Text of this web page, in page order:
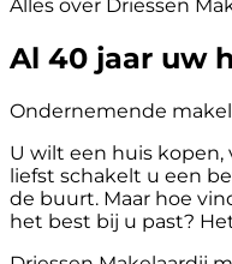
Alles over Driessen
Al 40 jaar uw
Ondernemende
U wilt een huis
liefst schakelt u een
de buurt. Maar hoe
het best bij u past?